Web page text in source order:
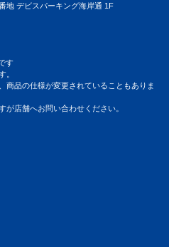
地 デビスパーキング海岸通 1F
す
。
商品の仕様が変更されていることもありま
が店舗へお問い合わせください。